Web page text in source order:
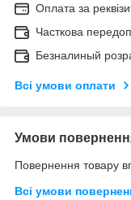
Оплата за
Часткова
Безналиный
Всі умови оплати
Умови
Повернення товару
Всі умови